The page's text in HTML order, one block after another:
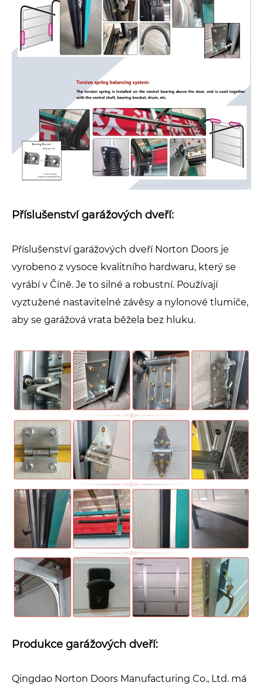
Příslušenství garážových dveří:
Příslušenství garážových dveří Norton Doors je
vyrobeno z vysoce kvalitního hardwaru, který se
vyrábí v Číně. Je to silné a robustní. Používají
vyztužené nastavitelné závěsy a nylonové tlumiče,
aby se garážová vrata běžela bez hluku.
Produkce garážových dveří:
Qingdao Norton Doors Manufacturing Co., Ltd. má